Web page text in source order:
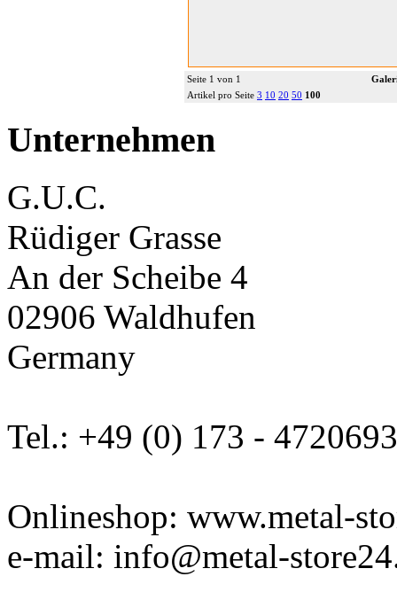
Seite 1 von 1
Artikel pro Seite 3 10 20 50 100
Unternehmen
G.U.C.
Rüdiger Grasse
An der Scheibe 4
02906 Waldhufen
Germany
Tel.: +49 (0) 173 - 4720693
Onlineshop: www.metal-
e-mail: info@metal-